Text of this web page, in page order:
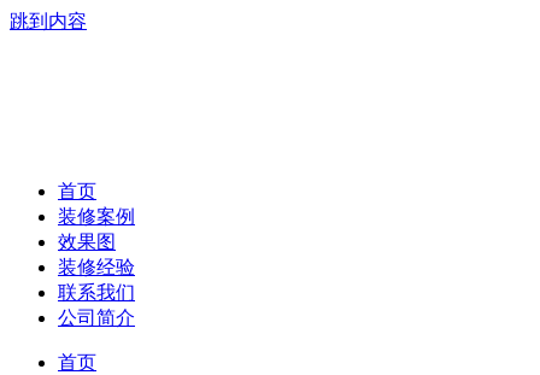
跳到内容
首页
装修案例
效果图
装修经验
联系我们
公司简介
首页